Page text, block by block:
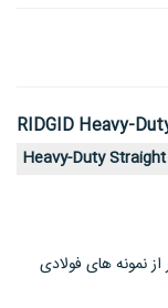
RIDGID Heavy-
Heavy-Duty
ریجید نزدیک به 40% سبکتر از نمونه های فولادی